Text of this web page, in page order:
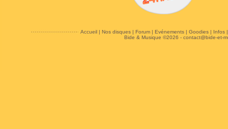
Accueil| Nos disques| Forum| Evénements| Goodies| Infos
Bide & Musique ©2026 - contact@bide-et-